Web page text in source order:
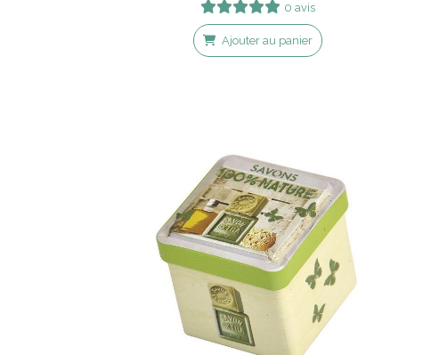
0 avis
Ajouter au panier